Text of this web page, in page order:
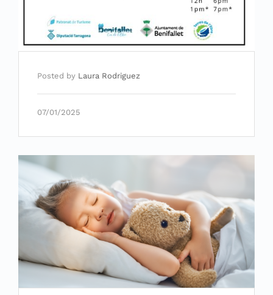
Posted by Laura Rodriguez
07/01/2025